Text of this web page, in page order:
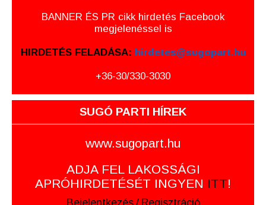
BANNER ÉS PR cikk hirdetés Facebook
megjelenéssel is
HIRDETÉS FELADÁSA: hirdetes@sugopart.hu
+36-30/330-3030
SUGÓ PARTI HÍREK
www.sugopart.hu
ADJA FEL LAKOSSÁGI
APRÓHIRDETÉSÉT INGYEN ITT!
Bejelentkezés / Regisztráció